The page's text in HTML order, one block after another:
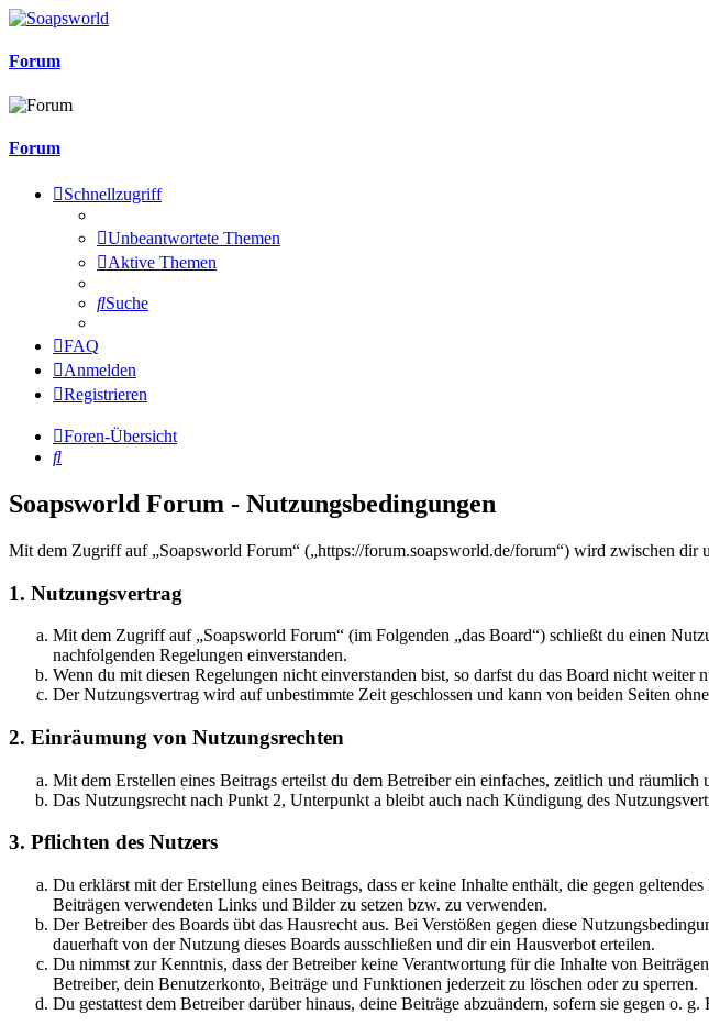
Forum
Forum
Schnellzugriff
Unbeantwortete Themen
Aktive Themen
Suche
FAQ
Anmelden
Registrieren
Foren-Übersicht
Suche
Soapsworld Forum - Nutzungsbedingungen
Mit dem Zugriff auf „Soapsworld Forum“ („https://forum.soapsworld.de/forum“) wird zwischen dir
1. Nutzungsvertrag
Mit dem Zugriff auf „Soapsworld Forum“ (im Folgenden „das Board“) schließt du einen
nachfolgenden Regelungen einverstanden.
Wenn du mit diesen Regelungen nicht einverstanden bist, so darfst du das Board nicht
Der Nutzungsvertrag wird auf unbestimmte Zeit geschlossen und kann von beiden Seiten
2. Einräumung von Nutzungsrechten
Mit dem Erstellen eines Beitrags erteilst du dem Betreiber ein einfaches, zeitlich und
Das Nutzungsrecht nach Punkt 2, Unterpunkt a bleibt auch nach Kündigung des
3. Pflichten des Nutzers
Du erklärst mit der Erstellung eines Beitrags, dass er keine Inhalte enthält, die gegen
Beiträgen verwendeten Links und Bilder zu setzen bzw. zu verwenden.
Der Betreiber des Boards übt das Hausrecht aus. Bei Verstößen gegen diese
dauerhaft von der Nutzung dieses Boards ausschließen und dir ein Hausverbot erteilen.
Du nimmst zur Kenntnis, dass der Betreiber keine Verantwortung für die Inhalte von
Betreiber, dein Benutzerkonto, Beiträge und Funktionen jederzeit zu löschen oder zu sperren.
Du gestattest dem Betreiber darüber hinaus, deine Beiträge abzuändern, sofern sie gegen o.